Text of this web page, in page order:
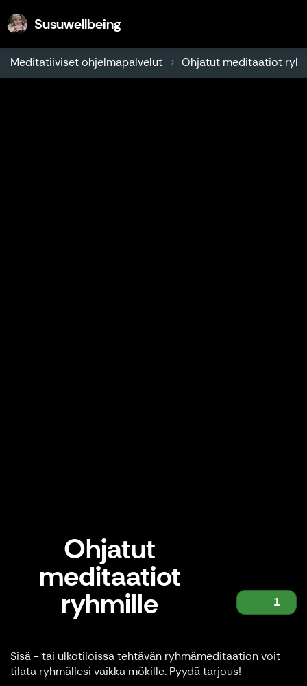
SusuwellbeingSusuwellbeing
Meditatiiviset ohjelmapalvelut Ohjatut meditaatiot
Ohjatut
meditaatiot
ryhmille 1
Sisä - tai ulkotiloissa tehtävän ryhmämeditaation voit
tilata ryhmällesi vaikka mökille. Pyydä tarjous!